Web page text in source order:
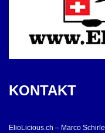
KONTAKT
ElioLicious.ch – Marco Schirle